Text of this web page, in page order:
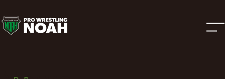
ニ
ュ
ー